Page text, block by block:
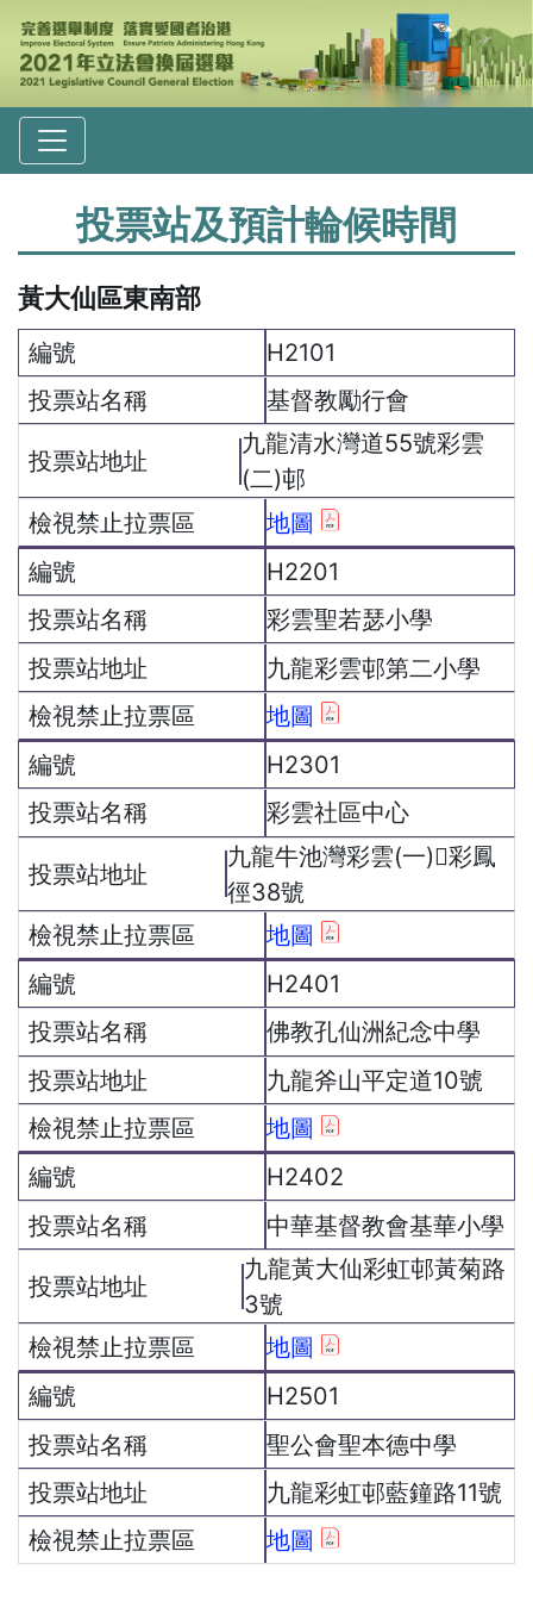
投票站及預計輪候時間
黃大仙區東南部
H2101
基督教勵行會
九龍清水灣道55號彩雲
(二)邨
地圖
H2201
彩雲聖若瑟小學
九龍彩雲邨第二小學
地圖
H2301
彩雲社區中心
九龍牛池灣彩雲(一)彩鳳
徑38號
地圖
H2401
佛教孔仙洲紀念中學
九龍斧山平定道10號
地圖
H2402
中華基督教會基華小學
九龍黃大仙彩虹邨黃菊路
3號
地圖
H2501
聖公會聖本德中學
九龍彩虹邨藍鐘路11號
地圖